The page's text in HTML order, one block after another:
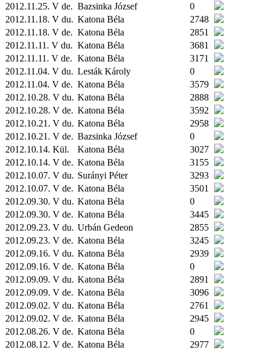
2012.11.25. V de. Bazsinka József
0
2012.11.18. V du. Katona Béla
2748
2012.11.18. V de. Katona Béla
2851
2012.11.11. V du. Katona Béla
3681
2012.11.11. V de. Katona Béla
3171
2012.11.04. V du. Lesták Károly
0
2012.11.04. V de. Katona Béla
3579
2012.10.28. V du. Katona Béla
2888
2012.10.28. V de. Katona Béla
3592
2012.10.21. V du. Katona Béla
2958
2012.10.21. V de. Bazsinka József
0
2012.10.14. Kül. Katona Béla
3027
2012.10.14. V de. Katona Béla
3155
2012.10.07. V du. Surányi Péter
3293
2012.10.07. V de. Katona Béla
3501
2012.09.30. V du. Katona Béla
0
2012.09.30. V de. Katona Béla
3445
2012.09.23. V du. Urbán Gedeon
2855
2012.09.23. V de. Katona Béla
3245
2012.09.16. V du. Katona Béla
2939
2012.09.16. V de. Katona Béla
0
2012.09.09. V du. Katona Béla
2891
2012.09.09. V de. Katona Béla
3096
2012.09.02. V du. Katona Béla
2761
2012.09.02. V de. Katona Béla
2945
2012.08.26. V de. Katona Béla
0
2012.08.12. V de. Katona Béla
2977